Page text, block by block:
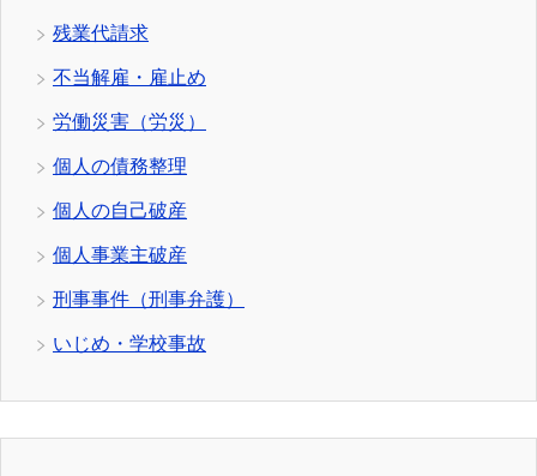
残業代請求
不当解雇・雇止め
労働災害（労災）
個人の債務整理
個人の自己破産
個人事業主破産
刑事事件（刑事弁護）
いじめ・学校事故